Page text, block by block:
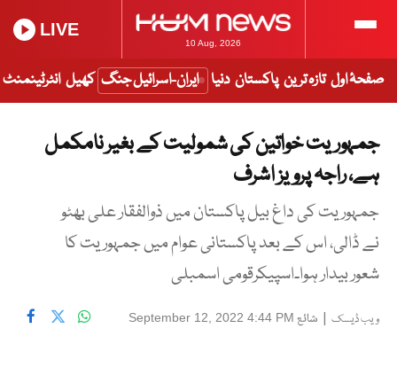
10 Aug, 2026
LIVE
صفحۂ اول تازہ ترین پاکستان دنیا ایران-اسرائیل جنگ کھیل انٹرٹینمنٹ
جمہوریت خواتین کی شمولیت کے بغیر نامکمل
ہے، راجہ پرویز اشرف
جمہوریت کی داغ بیل پاکستان میں ذوالفقار علی بھٹو
نے ڈالی، اس کے بعد پاکستانی عوام میں جمہوریت کا
شعور بیدار ہوا۔اسپیکرقومی اسمبلی
ویب ڈیسک | شائع September 12, 2022 4:44 PM